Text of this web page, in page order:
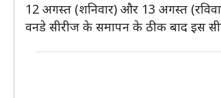
12 अगस्त (शनिवार) और 13 अगस्त
वनडे सीरीज के समापन के ठीक बाद इस